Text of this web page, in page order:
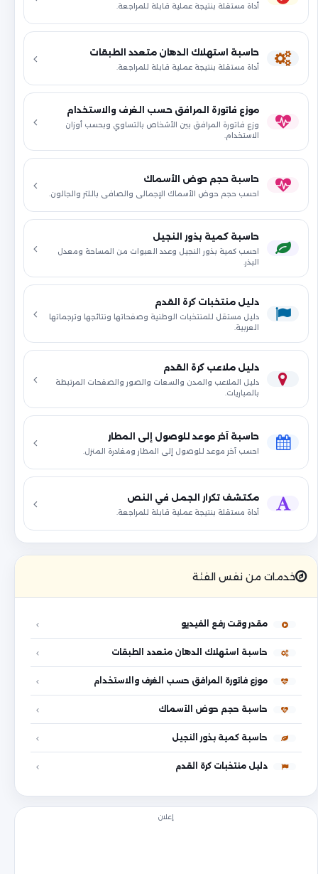
أداة مستقلة بنتيجة عملية قابلة للمراجعة.
حاسبة استهلاك الدهان متعدد الطبقات
أداة مستقلة بنتيجة عملية قابلة للمراجعة.
موزع فاتورة المرافق حسب الغرف والاستخدام
وزع فاتورة المرافق بين الأشخاص بالتساوي وبحسب أوزان
الاستخدام.
حاسبة حجم حوض الأسماك
احسب حجم حوض الأسماك الإجمالي والصافي باللتر والجالون.
حاسبة كمية بذور النجيل
احسب كمية بذور النجيل وعدد العبوات من المساحة ومعدل
البذر.
دليل منتخبات كرة القدم
دليل مستقل للمنتخبات الوطنية وصفحاتها ونتائجها وترجماتها
العربية.
دليل ملاعب كرة القدم
دليل الملاعب والمدن والسعات والصور والصفحات المرتبطة
بالمباريات.
حاسبة آخر موعد للوصول إلى المطار
احسب آخر موعد للوصول إلى المطار ومغادرة المنزل.
مكتشف تكرار الجمل في النص
أداة مستقلة بنتيجة عملية قابلة للمراجعة.
خدمات من نفس الفئة
مقدر وقت رفع الفيديو
حاسبة استهلاك الدهان متعدد الطبقات
موزع فاتورة المرافق حسب الغرف والاستخدام
حاسبة حجم حوض الأسماك
حاسبة كمية بذور النجيل
دليل منتخبات كرة القدم
إعلان